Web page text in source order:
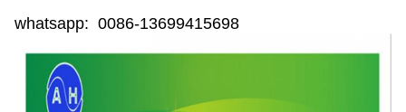
whatsapp: 0086-13699415698